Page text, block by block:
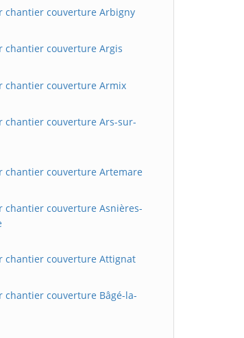
chantier couverture Arbigny
chantier couverture Argis
chantier couverture Armix
chantier couverture Ars-sur-
chantier couverture Artemare
chantier couverture Asnières-
chantier couverture Attignat
chantier couverture Bâgé-la-